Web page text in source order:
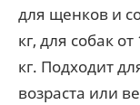
для щенков и
кг, для собак
кг. Подходит
возраста или